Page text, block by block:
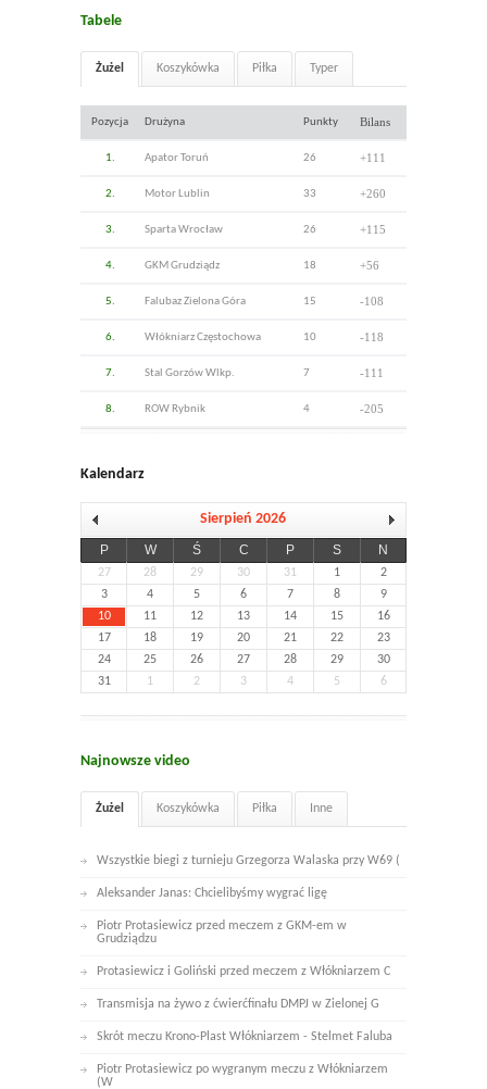
Tabele
Żużel Koszykówka Piłka Typer
Pozycja Drużyna Punkty Bilans
1. Apator Toruń 26 +111
2. Motor Lublin 33 +260
3. Sparta Wrocław 26 +115
4. GKM Grudziądz 18 +56
5. Falubaz Zielona Góra 15 -108
6. Włókniarz Częstochowa 10 -118
7. Stal Gorzów Wlkp. 7 -111
8. ROW Rybnik 4 -205
Kalendarz
Sierpień 2026
P W Ś C P S N
27 28 29 30 31 1
2
3
4 5 6 7 8
9
10
11 12 13 14 15
16
17
18 19 20 21 22
23
24
25 26 27 28 29
30
31
1 2 3 4 5 6
Najnowsze video
Żużel Koszykówka Piłka Inne
Wszystkie biegi z turnieju Grzegorza Walaska przy W69 (
Aleksander Janas: Chcielibyśmy wygrać ligę
Piotr Protasiewicz przed meczem z GKM-em w
Grudziądzu
Protasiewicz i Goliński przed meczem z Włókniarzem C
Transmisja na żywo z ćwierćfinału DMPJ w Zielonej G
Skrót meczu Krono-Plast Włókniarzem - Stelmet Faluba
Piotr Protasiewicz po wygranym meczu z Włókniarzem
(W